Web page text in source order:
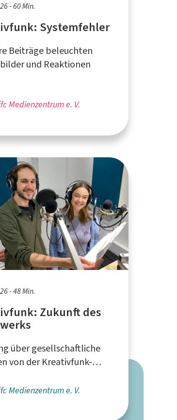
- 60 Min.
Systemfehler
Beiträge beleuchten
und Reaktionen
Medienzentrum e. V.
- 48 Min.
Zukunft des
über gesellschaftliche
von der Kreativfunk-
e. V." in Köln
Medienzentrum e. V.